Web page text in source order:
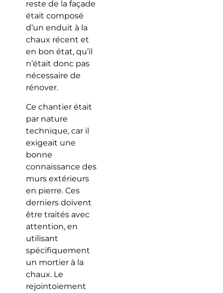
reste de la façade
était composé
d’un enduit à la
chaux récent et
en bon état, qu’il
n’était donc pas
nécessaire de
rénover.
Ce chantier était
par nature
technique, car il
exigeait une
bonne
connaissance des
murs extérieurs
en pierre. Ces
derniers doivent
être traités avec
attention, en
utilisant
spécifiquement
un mortier à la
chaux. Le
rejointoiement